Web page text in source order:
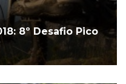
8º Desafio Pico